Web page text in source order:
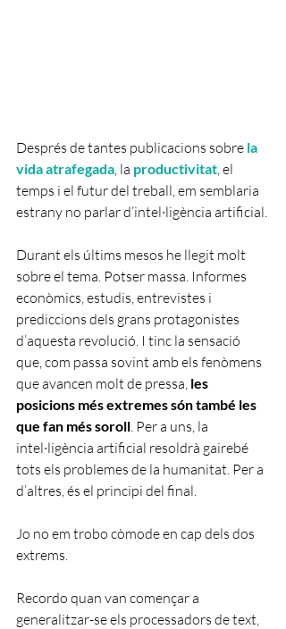
Després de tantes publicacions sobre la
vida atrafegada , la productivitat , el
temps i el futur del treball, em semblaria
estrany no parlar d’intel·ligència artificial.
Durant els últims mesos he llegit molt
sobre el tema. Potser massa. Informes
econòmics, estudis, entrevistes i
prediccions dels grans protagonistes
d’aquesta revolució. I tinc la sensació
que, com passa sovint amb els fenòmens
que avancen molt de pressa, les
posicions més extremes són també les
que fan més soroll . Per a uns, la
intel·ligència artificial resoldrà gairebé
tots els problemes de la humanitat. Per a
d’altres, és el principi del final.
Jo no em trobo còmode en cap dels dos
extrems.
Recordo quan van començar a
generalitzar-se els processadors de text,